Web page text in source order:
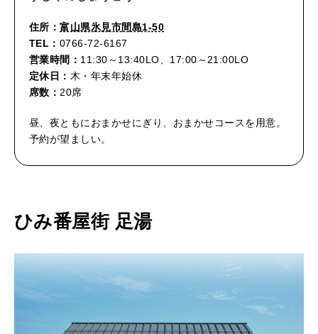
住所：富山県氷見市間島1-50
TEL： 0766-72-6167
営業時間： 11:30～13:40LO、17:00～21:00LO
定休日： 木・年末年始休
席数： 20席
昼、夜ともにおまかせにぎり、おまかせコースを用意。
予約が望ましい。
ひみ番屋街 足湯